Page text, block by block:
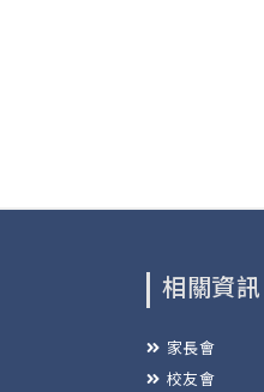
相關資訊
家長會
校友會